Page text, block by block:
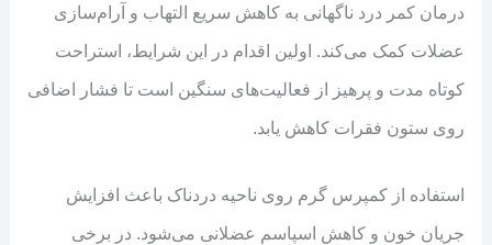
درمان کمر درد ناگهانی به کاهش سریع التهاب و آرام‌سازی
عضلات کمک می‌کند. اولین اقدام در این شرایط، استراحت
کوتاه مدت و پرهیز از فعالیت‌های سنگین است تا فشار اضافی
روی ستون فقرات کاهش یابد.
استفاده از کمپرس گرم روی ناحیه دردناک باعث افزایش
جریان خون و کاهش اسپاسم عضلانی می‌شود. در برخی